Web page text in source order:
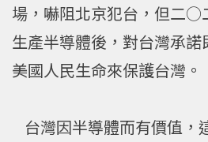
場，嚇阻北京犯台，但二○
生產半導體後，對台灣承
美國人民生命來保護台灣。
台灣因半導體而有價值，